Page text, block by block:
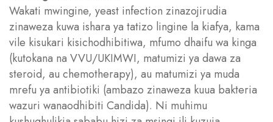
Wakati mwingine, yeast infection zinazojirudia
zinaweza kuwa ishara ya tatizo lingine la kiafya, kama
vile kisukari kisichodhibitiwa, mfumo dhaifu wa kinga
(kutokana na VVU/UKIMWI, matumizi ya dawa za
steroid, au chemotherapy), au matumizi ya muda
mrefu ya antibiotiki (ambazo zinaweza kuua bakteria
wazuri wanaodhibiti Candida). Ni muhimu